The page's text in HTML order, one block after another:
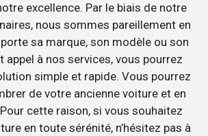
excellence. Par le biais de notre
nous sommes pareillement en
sa marque, son modèle ou son
appel à nos services, vous pourrez
simple et rapide. Vous pourrez
de votre ancienne voiture et en
cette raison, si vous souhaitez
en toute sérénité, n’hésitez pas à